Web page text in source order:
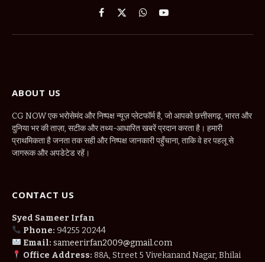
Facebook
X
WhatsApp
YouTube
ABOUT US
CG NOW एक भरोसेमंद और निष्पक्ष न्यूज़ प्लेटफॉर्म है, जो आपको छत्तीसगढ़, भारत और
दुनिया भर की ताज़ा, सटीक और तथ्य-आधारित खबरें प्रदान करता है। हमारी
प्राथमिकता है जनता तक सही और निष्पक्ष जानकारी पहुँचाना, ताकि वे हर पहलू से
जागरूक और अपडेटेड रहें।
CONTACT US
Syed Sameer Irfan
Phone: 94255 20244
Email: sameerirfan2009@gmail.com
Office Address: 88A, Street 5 Vivekanand Nagar, Bhilai